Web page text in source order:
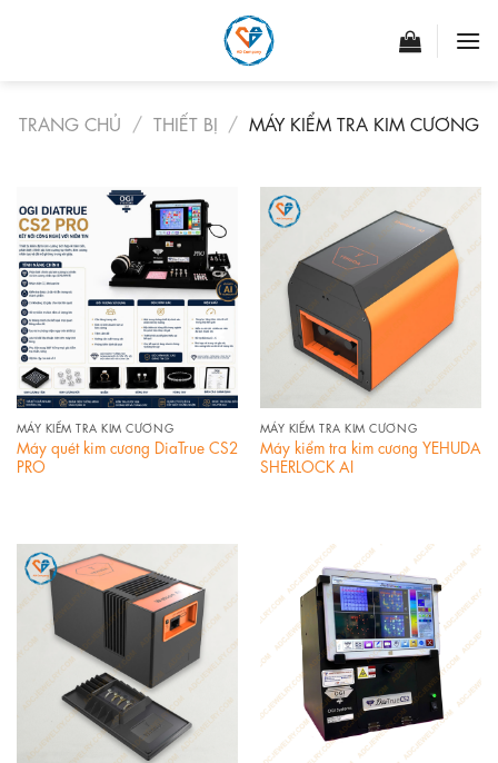
TRANG CHỦ / THIẾT BỊ / MÁY KIỂM TRA KIM CƯƠNG
MÁY KIỂM TRA KIM CƯƠNG
Máy quét kim cương DiaTrue CS2
PRO
MÁY KIỂM TRA KIM CƯƠNG
Máy kiểm tra kim cương YEHUDA
SHERLOCK AI